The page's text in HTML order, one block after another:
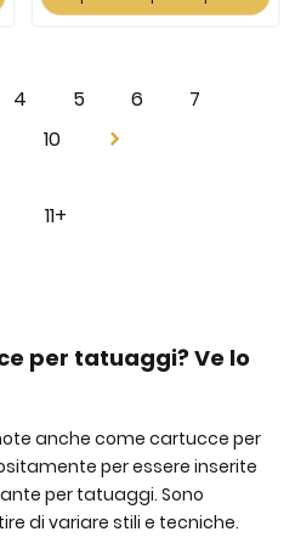
Pagina
Pagina
4 Pagina
5 Pagina
6 Pagina
7
Pagina
10
Pagina
Pagina
11+
per tatuaggi? Ve lo
anche come cartucce per
per essere inserite
per tatuaggi. Sono
di variare stili e tecniche.